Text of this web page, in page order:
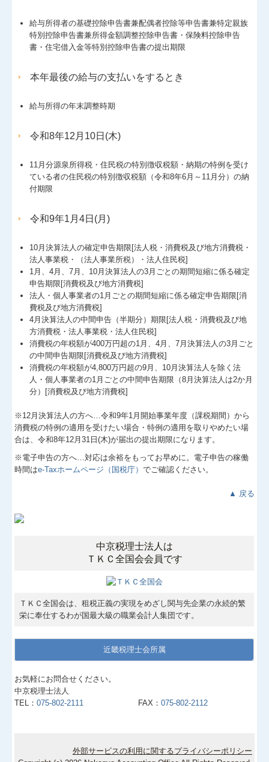
給与所得者の基礎控除申告書兼配偶者控除等申告書兼特定親族
特別控除申告書兼所得金額調整控除申告書・保険料控除申告
書・住宅借入金等特別控除申告書の提出期限
本年最後の給与の支払いをするとき
給与所得の年末調整時期
令和8年12月10日(木)
11月分源泉所得税・住民税の特別徴収税額・納期の特例を受け
ている者の住民税の特別徴収税額（令和8年6月～11月分）の納
付期限
令和9年1月4日(月)
10月決算法人の確定申告期限[法人税・消費税及び地方消費税・
法人事業税・（法人事業所税）・法人住民税]
1月、4月、7月、10月決算法人の3月ごとの期間短縮に係る確定
申告期限[消費税及び地方消費税]
法人・個人事業者の1月ごとの期間短縮に係る確定申告期限[消
費税及び地方消費税]
4月決算法人の中間申告（半期分）期限[法人税・消費税及び地
方消費税・法人事業税・法人住民税]
消費税の年税額が400万円超の1月、4月、7月決算法人の3月ごと
の中間申告期限[消費税及び地方消費税]
消費税の年税額が4,800万円超の9月、10月決算法人を除く法
人・個人事業者の1月ごとの中間申告期限（8月決算法人は2か月
分）[消費税及び地方消費税]
※12月決算法人の方へ…令和9年1月開始事業年度（課税期間）から
消費税の特例の適用を受けたい場合・特例の適用を取りやめたい場
合は、令和8年12月31日(木)が届出の提出期限になります。
※電子申告の方へ…対応は余裕をもってお早めに。電子申告の稼働
時間はe-Taxホームページ（国税庁）でご確認ください。
▲ 戻る
中京税理士法人 は
ＴＫＣ全国会会員です
ＴＫＣ全国会は、租税正義の実現をめざし関与先企業の永続的繁
栄に奉仕するわが国最大級の職業会計人集団です。
近畿税理士会所属
お気軽にお問合せください。
中京税理士法人
TEL：075-802-2111 FAX：075-802-2112
外部サービスの利用に関するプライバシーポリシー